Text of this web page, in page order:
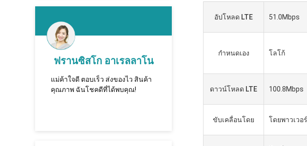
อาเรลลาโน
ส่งของไว สินค้า
คัทบาตาร์
ทูชิ - надежная компания,
которая впервые установила
เขาเป็นซัพพลายเออร์ที่ดีแล
อัปโหลด LTE 51.0Mbps
กำหนดเอง โลโก้
ดาวน์โหลด LTE 100.8Mbps
ขับเคลื่อนโดย โดยพาวเวอ